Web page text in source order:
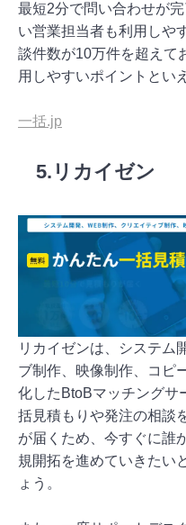
最短2分で問い合わせが
い営業担当者も利用しや
談件数が10万件を超えて
用しやすいポイントとい
一括.jp
5.リカイゼン
リカイゼンは、システム
ブ制作、映像制作、コピ
化したBtoBマッチングサ
括見積もりや発注の相談
が届くため、今すぐに誰
規開拓を進めていきたい
ょう。